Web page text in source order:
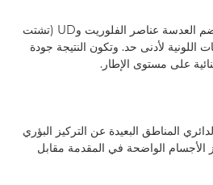
لتحقيق الأداء البصري الأمثل, تضم العدسة عناصر الفلوريت وUD (تشتت
اللونية لأدنى حد. وتكون النتيجة جودة
على مستوى الإطار.
المناطق البعيدة عن التركيز البؤري
الأجسام الواضحة في المقدمة مقابل